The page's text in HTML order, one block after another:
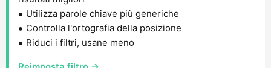
Utilizza parole chiave più generiche
Controlla l'ortografia della posizione
Riduci i filtri, usane meno